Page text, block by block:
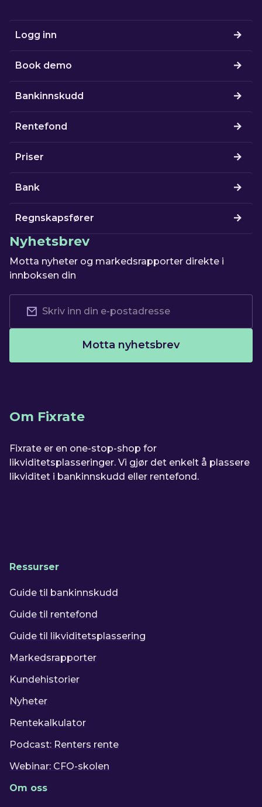
Logg inn
Book demo
Bankinnskudd
Rentefond
Priser
Bank
Regnskapsfører
Nyhetsbrev
Motta nyheter og markedsrapporter direkte i
innboksen din
Motta nyhetsbrev
Om Fixrate
Fixrate er en one-stop-shop for
likviditetsplasseringer. Vi gjør det enkelt å plassere
likviditet i bankinnskudd eller rentefond.
Ressurser
Guide til bankinnskudd
Guide til rentefond
Guide til likviditetsplassering
Markedsrapporter
Kundehistorier
Nyheter
Rentekalkulator
Podcast: Renters rente
Webinar: CFO-skolen
Om oss